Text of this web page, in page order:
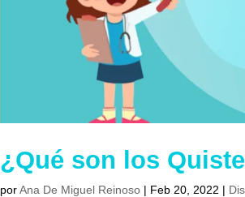
¿Qué son los
porAna De Miguel Reinoso | Feb 20, 2022 |